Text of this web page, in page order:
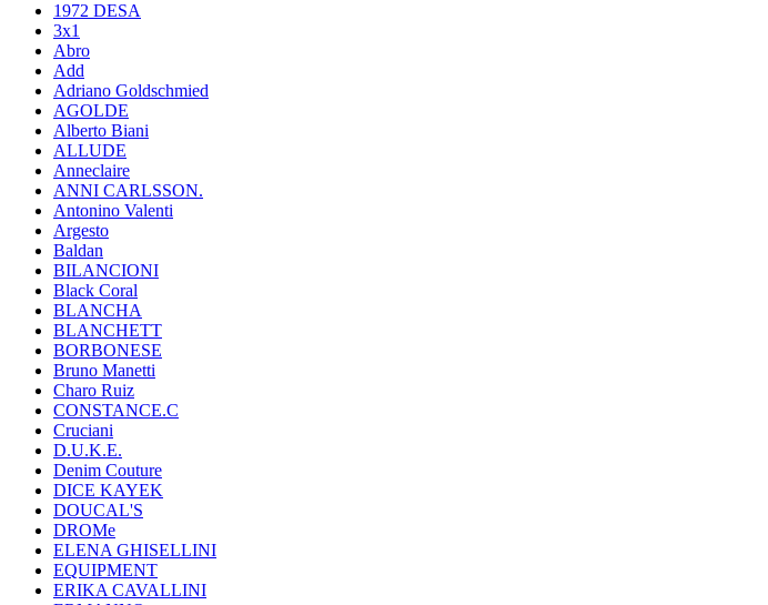
1972 DESA
3x1
Abro
Add
Adriano Goldschmied
AGOLDE
Alberto Biani
ALLUDE
Anneclaire
ANNI CARLSSON.
Antonino Valenti
Argesto
Baldan
BILANCIONI
Black Coral
BLANCHA
BLANCHETT
BORBONESE
Bruno Manetti
Charo Ruiz
CONSTANCE.C
Cruciani
D.U.K.E.
Denim Couture
DICE KAYEK
DOUCAL'S
DROMe
ELENA GHISELLINI
EQUIPMENT
ERIKA CAVALLINI